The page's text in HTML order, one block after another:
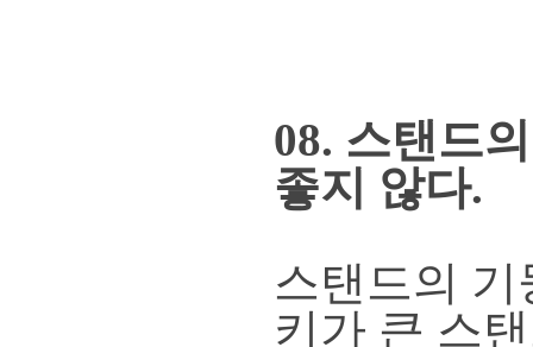
08. 스탠드
좋지 않다.
스탠드의
키가 큰 스